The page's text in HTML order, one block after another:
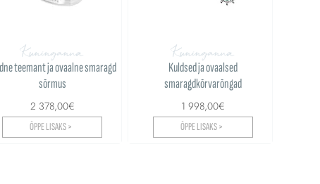
Kuninganna
teemant ja ovaalne smaragd
sõrmus
2 378,00€
ÕPPE LISAKS >
Kuninganna
Kuldsed ja ovaalsed
smaragdkõrvarõngad
1 998,00€
ÕPPE LISAKS >